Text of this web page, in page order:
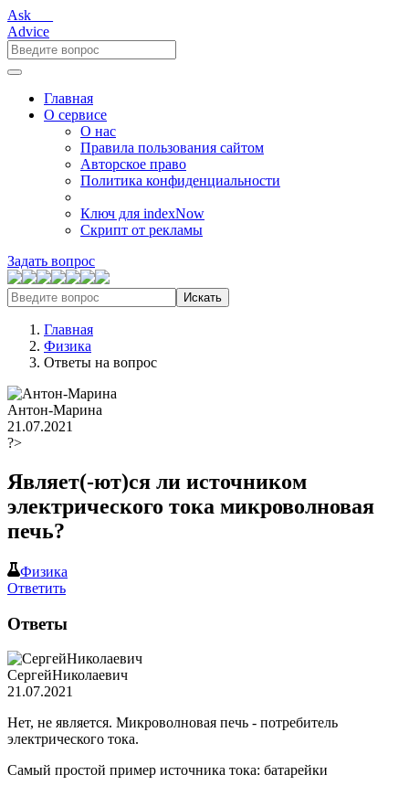
Ask___
Advice
Главная
О сервисе
О нас
Правила пользования сайтом
Авторское право
Политика конфиденциальности
Ключ для indexNow
Скрипт от рекламы
Задать вопрос
Искать
Главная
Физика
Ответы на вопрос
Антон-Марина
21.07.2021
?>
Являет(-ют)ся ли источником
электрического тока микроволновая
печь?​
Физика
Ответить
Ответы
СергейНиколаевич
21.07.2021
Нет, не является. Микроволновая печь - потребитель
электрического тока.
Самый простой пример источника тока: батарейки